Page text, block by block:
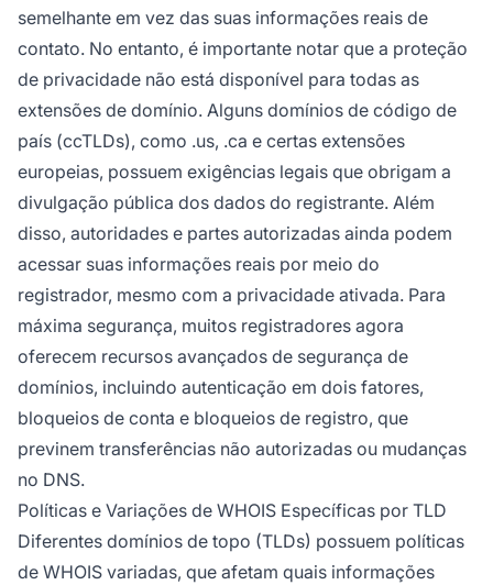
semelhante em vez das suas informações reais de
contato. No entanto, é importante notar que a proteção
de privacidade não está disponível para todas as
extensões de domínio. Alguns domínios de código de
país (ccTLDs), como .us, .ca e certas extensões
europeias, possuem exigências legais que obrigam a
divulgação pública dos dados do registrante. Além
disso, autoridades e partes autorizadas ainda podem
acessar suas informações reais por meio do
registrador, mesmo com a privacidade ativada. Para
máxima segurança, muitos registradores agora
oferecem recursos avançados de segurança de
domínios, incluindo autenticação em dois fatores,
bloqueios de conta e bloqueios de registro, que
previnem transferências não autorizadas ou mudanças
no DNS.
Políticas e Variações de WHOIS Específicas por TLD
Diferentes domínios de topo (TLDs) possuem políticas
de WHOIS variadas, que afetam quais informações